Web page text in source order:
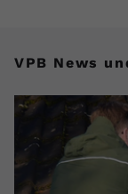
VPB News